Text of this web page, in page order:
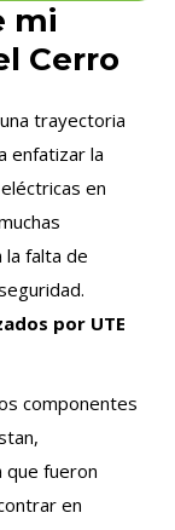
mi
Cerro
trayectoria
enfatizar la
en
la falta de
por UTE
componentes
que fueron
en